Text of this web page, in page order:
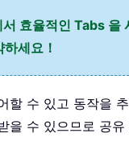
효율적인 Tabs 을
세요！
수 있고 동작을
수 있으므로 공